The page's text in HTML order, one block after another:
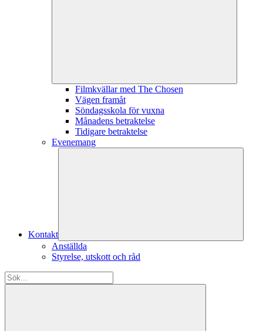
Filmkvällar med The Chosen
Vägen framåt
Söndagsskola för vuxna
Månadens betraktelse
Tidigare betraktelse
Evenemang
Kontakt
Anställda
Styrelse, utskott och råd